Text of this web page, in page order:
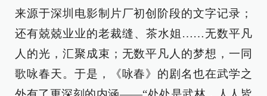
来源于深圳电影制片厂初创阶段的文字记录；
还有兢兢业业的老裁缝、茶水姐……无数平凡
人的光，汇聚成束；无数平凡人的梦想，一同
歌咏春天。于是，《咏春》的剧名也在武学之